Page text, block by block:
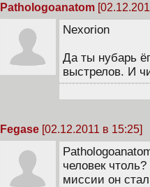
Pathologoanatom
Nexorion
Да ты нубарь
выстрелов. И
Fegase [02.12.2011 в 15:25]
человек
миссии он стал